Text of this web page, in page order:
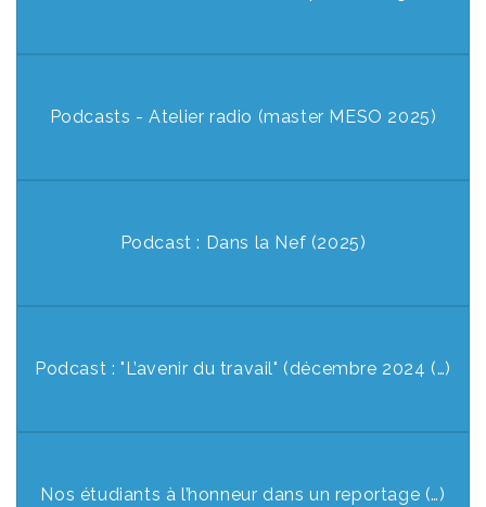
Podcasts - Atelier radio (master MESO 2025)
Podcast : Dans la Nef (2025)
Podcast : "L’avenir du travail" (décembre 2024 (…)
Nos étudiants à l’honneur dans un reportage (…)